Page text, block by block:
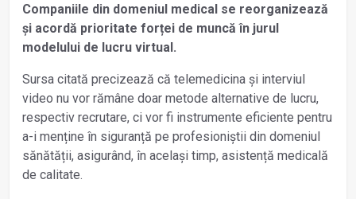
Companiile din domeniul medical se reorganizează
și acordă prioritate forței de muncă în jurul
modelului de lucru virtual.
Sursa citată precizează că telemedicina și interviul
video nu vor rămâne doar metode alternative de lucru,
respectiv recrutare, ci vor fi instrumente eficiente pentru
a-i menține în siguranță pe profesioniștii din domeniul
sănătății, asigurând, în același timp, asistență medicală
de calitate.